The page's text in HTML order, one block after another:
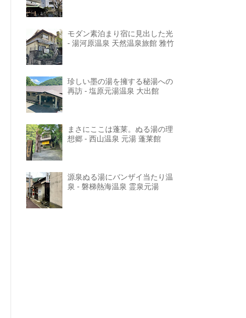
モダン素泊まり宿に見出した光
- 湯河原温泉 天然温泉旅館 雅竹
珍しい墨の湯を擁する秘湯への
再訪 - 塩原元湯温泉 大出館
まさにここは蓬莱。ぬる湯の理
想郷 - 西山温泉 元湯 蓬莱館
源泉ぬる湯にバンザイ当たり温
泉 - 磐梯熱海温泉 霊泉元湯